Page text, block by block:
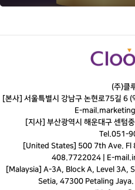
(주)클
[본사] 서울특별시 강남구 논현로75길 6 (
E-mail.
[지사] 부산광역시 해운대구 센텀
Tel.051-
[United States] 500 7th Ave. Fl
408.7722024 | E-mail.
[Malaysia] A-3A, Block A, Level 3A,
Setia, 47300 Petaling